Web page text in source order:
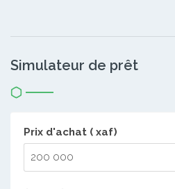
Simulateur de prêt
Prix d'achat ( xaf)